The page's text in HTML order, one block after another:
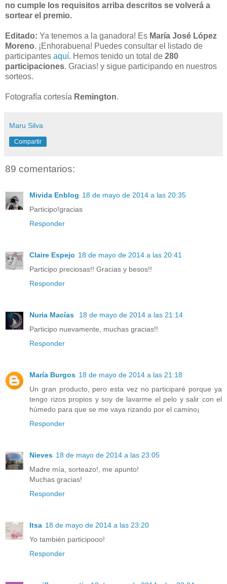
no cumple los requisitos arriba descritos se volverá a
sortear el premio.
Editado: Ya tenemos a la ganadora! Es María José López
Moreno. ¡Enhorabuena! Puedes consultar el listado de
participantes aquí. Hemos tenido un total de 280
participaciones. Gracias! y sigue participando en nuestros
sorteos.
Fotografía cortesía Remington.
Maru Silva
Compartir
89 comentarios:
Mivida Enblog 18 de mayo de 2014 a las 20:35
Participo!gracias
Responder
Claire Espejo 18 de mayo de 2014 a las 20:41
Participo preciosas!! Gracias y besos!!
Responder
Nuria Macías
18 de mayo de 2014 a las 21:14
Participo nuevamente, muchas gracias!!
Responder
María Burgos 18 de mayo de 2014 a las 21:18
Un gran producto, pero esta vez no participaré porque ya
tengo rizos propios y soy de lavarme el pelo y salir con el
húmedo para que se me vaya rizando por el camino¡
Responder
Nieves 18 de mayo de 2014 a las 23:05
Madre mía, sorteazo!, me apunto!
Muchas gracias!
Responder
Itsa 18 de mayo de 2014 a las 23:20
Yo también participooo!
Responder